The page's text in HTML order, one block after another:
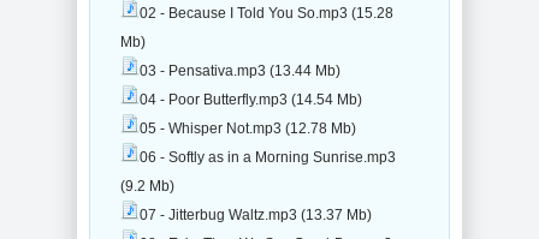
02 - Because I Told You So.mp3 (15.28
Mb)
03 - Pensativa.mp3 (13.44 Mb)
04 - Poor Butterfly.mp3 (14.54 Mb)
05 - Whisper Not.mp3 (12.78 Mb)
06 - Softly as in a Morning Sunrise.mp3
(9.2 Mb)
07 - Jitterbug Waltz.mp3 (13.37 Mb)